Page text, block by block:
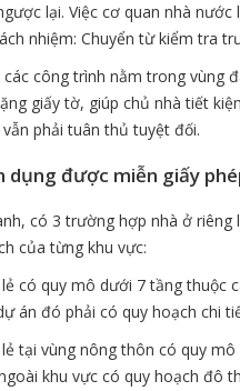
lại. Việc cơ quan nhà
nhiệm: Chuyển từ kiểm tra
công trình nằm trong vùng
giấy tờ, giúp chủ nhà tiết
phải tuân thủ tuyệt đối.
dụng được miễn giấy
có 3 trường hợp nhà ở
của từng khu vực:
có quy mô dưới 7 tầng thuộc
án đó phải có quy hoạch chi
tại vùng nông thôn có quy
khu vực có quy hoạch đô